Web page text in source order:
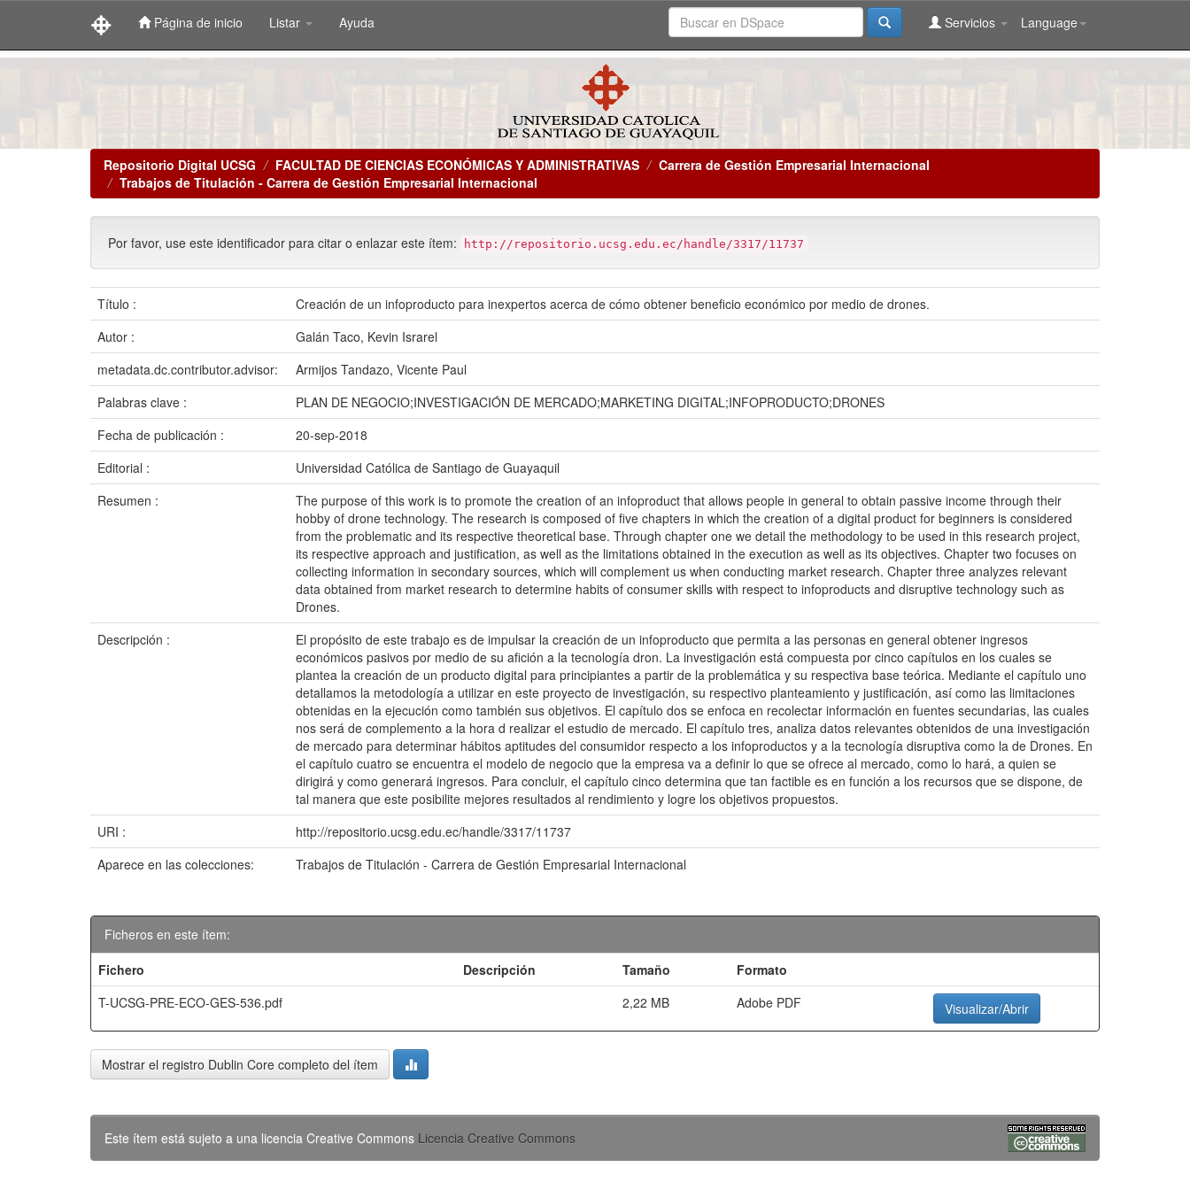
Página de inicio Listar Ayuda Language
Servicios
Repositorio Digital UCSG FACULTAD DE CIENCIAS ECONÓMICAS Y ADMINISTRATIVAS
Carrera de Gestión Empresarial Internacional
Trabajos de Titulación - Carrera de Gestión Empresarial Internacional
Por favor, use este identificador para citar o enlazar este ítem: http://repositorio.ucsg.edu.ec/handle/3317/11737
Título :
Creación de un infoproducto para inexpertos acerca de cómo obtener beneficio económico por medio de drones.
Autor :
Galán Taco, Kevin Israrel
metadata.dc.contributor.advisor:
Armijos Tandazo, Vicente Paul
Palabras clave :
PLAN DE NEGOCIO;INVESTIGACIÓN DE MERCADO;MARKETING DIGITAL;INFOPRODUCTO;DRONES
Fecha de publicación :
20-sep-2018
Editorial :
Universidad Católica de Santiago de Guayaquil
Resumen :
The purpose of this work is to promote the creation of an infoproduct that allows people in general to obtain passive income through their
hobby of drone technology. The research is composed of five chapters in which the creation of a digital product for beginners is considered
from the problematic and its respective theoretical base. Through chapter one we detail the methodology to be used in this research project,
its respective approach and justification, as well as the limitations obtained in the execution as well as its objectives. Chapter two focuses on
collecting information in secondary sources, which will complement us when conducting market research. Chapter three analyzes relevant
data obtained from market research to determine habits of consumer skills with respect to infoproducts and disruptive technology such as
Drones.
Descripción :
El propósito de este trabajo es de impulsar la creación de un infoproducto que permita a las personas en general obtener ingresos
económicos pasivos por medio de su afición a la tecnología dron. La investigación está compuesta por cinco capítulos en los cuales se
plantea la creación de un producto digital para principiantes a partir de la problemática y su respectiva base teórica. Mediante el capítulo uno
detallamos la metodología a utilizar en este proyecto de investigación, su respectivo planteamiento y justificación, así como las limitaciones
obtenidas en la ejecución como también sus objetivos. El capítulo dos se enfoca en recolectar información en fuentes secundarias, las cuales
nos será de complemento a la hora d realizar el estudio de mercado. El capítulo tres, analiza datos relevantes obtenidos de una investigación
de mercado para determinar hábitos aptitudes del consumidor respecto a los infoproductos y a la tecnología disruptiva como la de Drones. En
el capítulo cuatro se encuentra el modelo de negocio que la empresa va a definir lo que se ofrece al mercado, como lo hará, a quien se
dirigirá y como generará ingresos. Para concluir, el capítulo cinco determina que tan factible es en función a los recursos que se dispone, de
tal manera que este posibilite mejores resultados al rendimiento y logre los objetivos propuestos.
URI :
http://repositorio.ucsg.edu.ec/handle/3317/11737
Aparece en las colecciones:
Trabajos de Titulación - Carrera de Gestión Empresarial Internacional
Ficheros en este ítem:
Fichero
Descripción Tamaño
Formato
T-UCSG-PRE-ECO-GES-536.pdf
2,22 MB Adobe PDF Visualizar/Abrir
Mostrar el registro Dublin Core completo del ítem
Este ítem está sujeto a una licencia Creative Commons Licencia Creative Commons